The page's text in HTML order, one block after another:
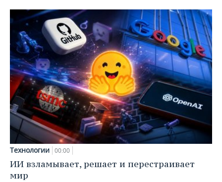
Технологии 00:00
ИИ взламывает, решает и перестраивает
мир